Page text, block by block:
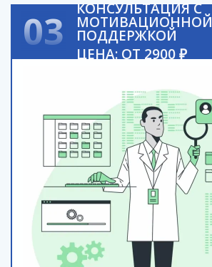
03 КОНСУЛЬТАЦИЯ С
МОТИВАЦИОННОЙ
ПОДДЕРЖКОЙ
ЦЕНА: ОТ 2900 ₽